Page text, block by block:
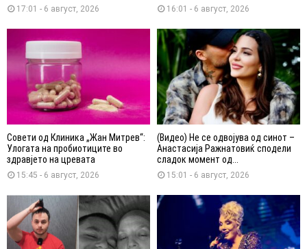
17:01 - 6 август, 2026 16:01 - 6 август, 2026
Совети од Клиника „Жан Митрев“:
Улогата на пробиотиците во
здравјето на цревата
15:45 - 6 август, 2026
(Видео) Не се одвојува од синот –
Анастасија Ражнатовиќ сподели
сладок момент од...
15:01 - 6 август, 2026